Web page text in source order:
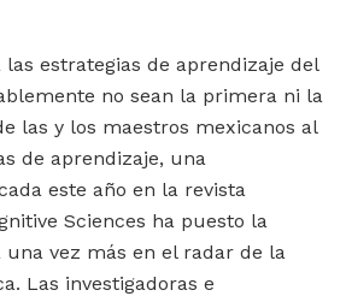
estrategias de aprendizaje del
no sean la primera ni la
las y los maestros mexicanos al
de aprendizaje, una
este año en la revista
Sciences ha puesto la
vez más en el radar de la
Las investigadoras e